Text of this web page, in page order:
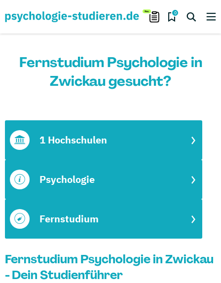
0
Fernstudium Psychologie in
Zwickau gesucht?
Fernstudium
Psychologie
1 Hochschulen
Fernstudium Psychologie in Zwickau
- Dein Studienführer